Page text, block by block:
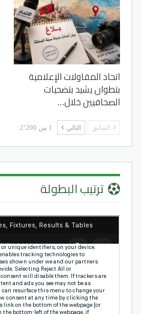
اتحاد المقاولات الإعلامية
بتطوان يشيد بتضحيات
الصحافيين خلال…
السابق التالي 1 من 2٬200
ترتيب البطولة